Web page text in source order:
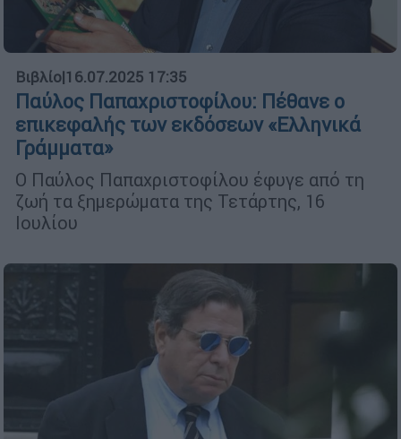
Βιβλίο|16.07.2025 17:35
Παύλος Παπαχριστοφίλου: Πέθανε ο
επικεφαλής των εκδόσεων «Ελληνικά
Γράμματα»
Ο Παύλος Παπαχριστοφίλου έφυγε από τη
ζωή τα ξημερώματα της Τετάρτης, 16
Ιουλίου